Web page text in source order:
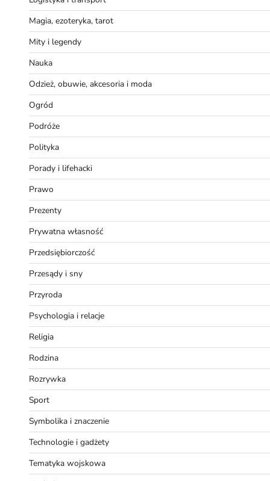
Magia, ezoteryka, tarot
Mity i legendy
Nauka
Odzież, obuwie, akcesoria i moda
Ogród
Podróże
Polityka
Porady i lifehacki
Prawo
Prezenty
Prywatna własność
Przedsiębiorczość
Przesądy i sny
Przyroda
Psychologia i relacje
Religia
Rodzina
Rozrywka
Sport
Symbolika i znaczenie
Technologie i gadżety
Tematyka wojskowa